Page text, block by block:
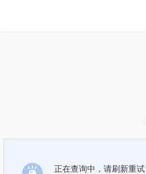
正在查询中，请刷新重试